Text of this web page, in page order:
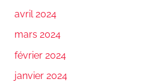
avril 2024
mars 2024
février 2024
janvier 2024